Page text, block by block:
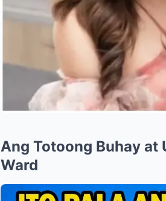
Ang Totoong Buhay
Ward